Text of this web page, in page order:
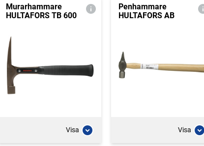
Murarhammare
HULTAFORS TB 600
Visa
Penhammare
HULTAFORS AB
Visa